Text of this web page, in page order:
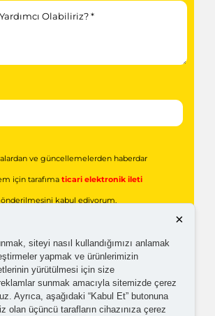
ve güncellemelerden haberdar
için tarafımaticari elektronik ileti
kabul ediyorum.
işlenmesine yönelikaydınlatma ve
metni 'ni okudum,
×
siteyi nasıl kullandığımızı anlamak
yapmak ve ürünlerimizin
yürütülmesi için size
sunmak amacıyla sitemizde çerez
Ayrıca, aşağıdaki “Kabul Et” butonuna
olan üçüncü tarafların cihazınıza çerez